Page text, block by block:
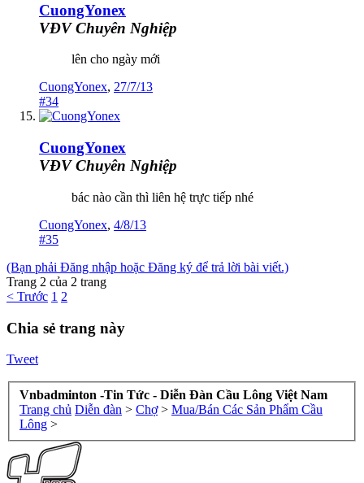
CuongYonex
VĐV Chuyên Nghiệp
lên cho ngày mới
CuongYonex, 27/7/13
#34
CuongYonex
VĐV Chuyên Nghiệp
bác nào cần thì liên hệ trực tiếp nhé
CuongYonex, 4/8/13
#35
(Bạn phải Đăng nhập hoặc Đăng ký để trả lời bài viết.)
Trang 2 của 2 trang
< Trước 1 2
Chia sẻ trang này
Tweet
Vnbadminton -Tin Tức - Diễn Đàn Cầu Lông Việt Nam
Trang chủ Diễn đàn > Chợ > Mua/Bán Các Sản Phẩm Cầu
Lông >